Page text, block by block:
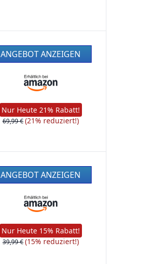
ANGEBOT ANZEIGEN
Nur Heute 21% Rabatt!
69,99 €(21% reduziert!)
ANGEBOT ANZEIGEN
Nur Heute 15% Rabatt!
39,99 €(15% reduziert!)